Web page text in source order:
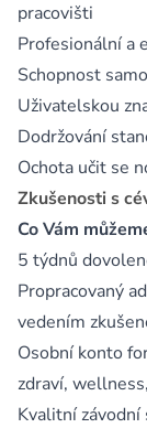
pracovišti
Profesionální a
Schopnost
Uživatelskou
Dodržování
Ochota učit se
Zkušenosti s
Co Vám
5 týdnů
Propracovaný
vedením
Osobní konto
zdraví,
Kvalitní závodní